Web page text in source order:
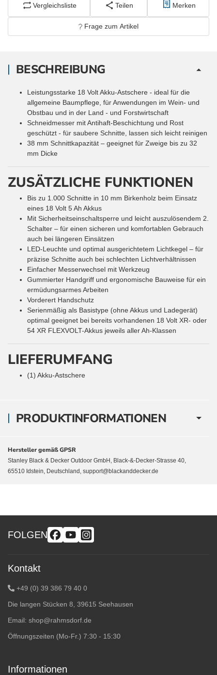
Vergleichsliste Teilen Merken
Frage zum Artikel
PRODUKTINFORMATIONEN
BESCHREIBUNG
Leistungsstarke 18 Volt Akku-Astschere - ideal für die
allgemeine Baumpflege, für Anwendungen im Wein- und
Obstbau und in der Land - und Forstwirtschaft
Schneidmesser mit Antihaft-Beschichtung und Rost
geschützt - für saubere Schnitte, lassen sich leicht reinigen
38 mm Schnittkapazität – geeignet für Zweige bis zu 32
mm Dicke
ZUSÄTZLICHE FUNKTIONEN
Bis zu 1.000 Schnitte in 10 mm Birkenholz beim Einsatz
eines 18 Volt 5 Ah Akkus
Mit Sicherheitseinschaltsperre und leicht auszulösendem 2.
Schalter – für einen sicheren und komfortablen Gebrauch
auch bei längeren Einsätzen
LED-Leuchte und optimal ausgerichtetem Lichtkegel – für
präzise Schnitte auch bei schlechten Lichtverhältnissen
Einfacher Messerwechsel mit Werkzeug
Gummierter Handgriff und ergonomische Bauweise für ein
ermüdungsarmes Arbeiten
Vorderert Handschutz
Serienmäßig als Basistype (ohne Akkus und Ladegerät)
optimal geeignet bei bereits vorhandenen 18 Volt XR- oder
54 XR FLEXVOLT-Akkus jeweils aller Ah-Klassen
LIEFERUMFANG
(1) Akku-Astschere
Hersteller gemäß GPSR
Stanley Black & Decker Outdoor GmbH, Black-&-Decker-Strasse 40,
65510 Idstein, Deutschland, support@blackanddecker.de
FOLGEN
Kontakt
+49 (0) 39 386 79 40 0
Die langen Stücken 8, 39615 Seehausen
Email: shop@rahmsdorf.de
Öffnungszeiten (Mo-Fr.) 7:30 - 15:30
Informationen